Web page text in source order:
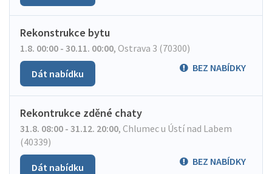
Rekonstrukce bytu
1.8. 00:00 - 30.11. 00:00, Ostrava 3 (70300)
BEZ NABÍDKY
Dát nabídku
Rekontrukce zděné chaty
31.8. 08:00 - 31.12. 20:00, Chlumec u Ústí nad Labem
(40339)
BEZ NABÍDKY
Dát nabídku